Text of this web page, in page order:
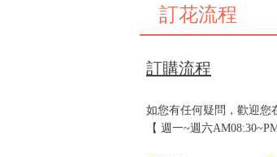
訂花流程
訂購流程
如您有任何疑問，歡迎您
【 週一~週六